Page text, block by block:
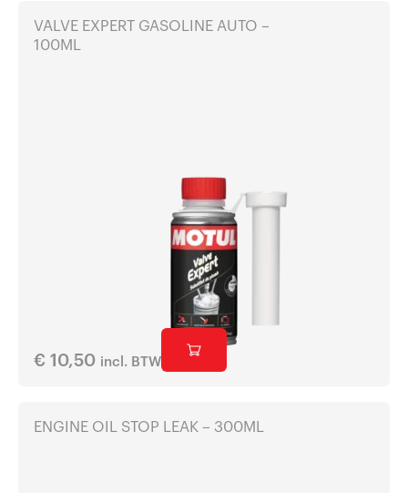
VALVE EXPERT GASOLINE AUTO –
100ML
€ 10,50 incl. BTW
ENGINE OIL STOP LEAK – 300ML